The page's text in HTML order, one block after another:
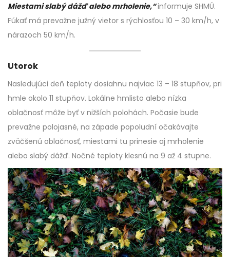
Miestami slabý dážď alebo mrholenie,“informuje SHMÚ.
Fúkať má prevažne južný vietor s rýchlosťou 10 – 30 km/h, v
nárazoch 50 km/h.
Utorok
Nasledujúci deň teploty dosiahnu najviac 13 – 18 stupňov, pri
hmle okolo 11 stupňov. Lokálne hmlisto alebo nízka
oblačnosť môže byť v nižších polohách. Počasie bude
prevažne polojasné, na západe popoludní očakávajte
zväčšenú oblačnosť, miestami tu prinesie aj mrholenie
alebo slabý dážď. Nočné teploty klesnú na 9 až 4 stupne.